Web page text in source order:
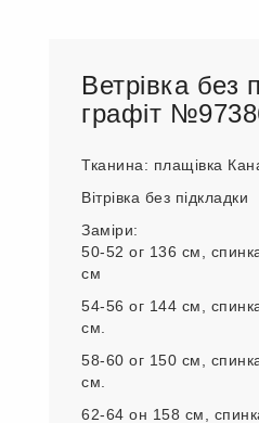
Ветрівка без
графіт
Тканина: плащівка
Вітрівка без підкладки
Заміри:
50-52 ог 136 см,
см
54-56 ог 144 см,
см.
58-60 ог 150 см,
см.
62-64 он 158 см,